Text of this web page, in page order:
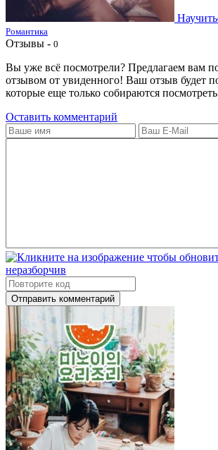
Романтика
Отзывы - 0
Вы уже всё посмотрели? Предлагаем вам
отзывом от увиденного! Ваш отзыв будет
которые еще только собираются
Оставить комментарий
Отправить комментарий